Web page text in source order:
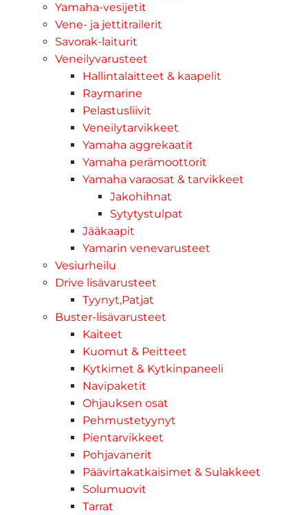
Yamaha-vesijetit
Vene- ja jettitrailerit
Savorak-laiturit
Veneilyvarusteet
Hallintalaitteet & kaapelit
Raymarine
Pelastusliivit
Veneilytarvikkeet
Yamaha aggrekaatit
Yamaha perämoottorit
Yamaha varaosat & tarvikkeet
Jakohihnat
Sytytystulpat
Jääkaapit
Yamarin venevarusteet
Vesiurheilu
Drive lisävarusteet
Tyynyt,Patjat
Buster-lisävarusteet
Kaiteet
Kuomut & Peitteet
Kytkimet & Kytkinpaneeli
Navipaketit
Ohjauksen osat
Pehmustetyynyt
Pientarvikkeet
Pohjavanerit
Päävirtakatkaisimet & Sulakkeet
Solumuovit
Tarrat